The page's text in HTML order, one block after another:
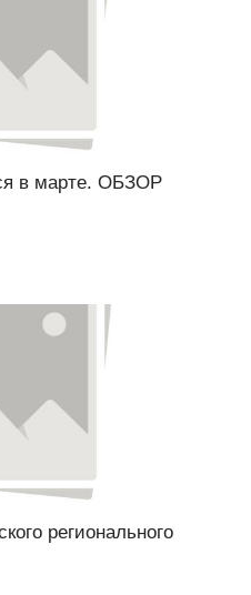
в марте. ОБЗОР
регионального